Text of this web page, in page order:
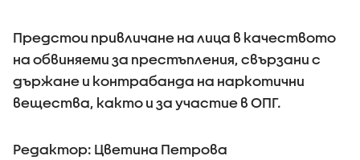
Предстои привличане на лица в качеството
на обвиняеми за престъпления, свързани с
държане и контрабанда на наркотични
вещества, както и за участие в ОПГ.
Редактор: Цветина Петрова